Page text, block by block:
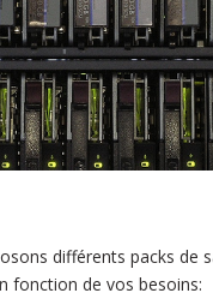
différents packs de
fonction de vos besoins: